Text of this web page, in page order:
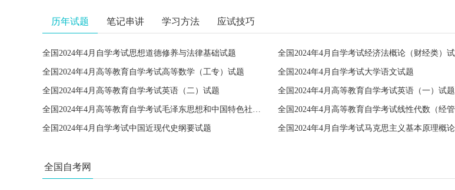
历年试题 笔记串讲 学习方法 应试技巧
全国2024年4月自学考试思想道德修养与法律基础试题
全国2024年4月高等教育自学考试高等数学（工专）试题 全国2024年4月自学考试大学语文试题
全国2024年4月高等教育自学考试英语（二）试题 全国2024年4月高等教育自学考试英语（一）试题
全国2024年4月高等教育自学考试毛泽东思想和中国特色社会主义理论体系概论试题 全国2024年4月高等教育自学考试线性代数（经
全国2024年4月自学考试中国近现代史纲要试题 全国2024年4月自学考试马克思主义基本原理概
全国自考网